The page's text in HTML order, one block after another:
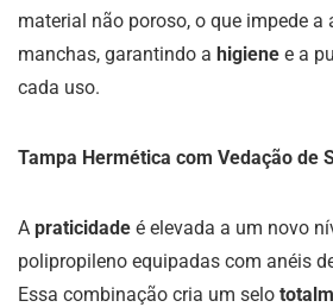
material não poroso, o que impede a
manchas, garantindo a higiene e a
cada uso.
Tampa Hermética com Vedação de
A praticidade é elevada a um novo
polipropileno equipadas com anéis
Essa combinação cria um selo